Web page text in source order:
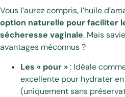
Vous l’aurez compris, l’huile
option naturelle pour faciliter
sécheresse vaginale. Mais
avantages méconnus ?
Les « pour »: Idéale
excellente pour hydrater
(uniquement sans